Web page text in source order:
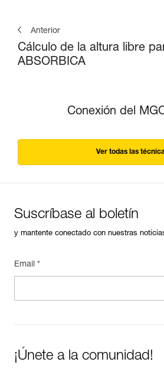
Anterior
Cálculo de la altura libre
ABSORBICA
Conexión del
Ver todas las
Suscríbase al boletín
y mantente conectado con nuestras
Email *
¡Únete a la comunidad!